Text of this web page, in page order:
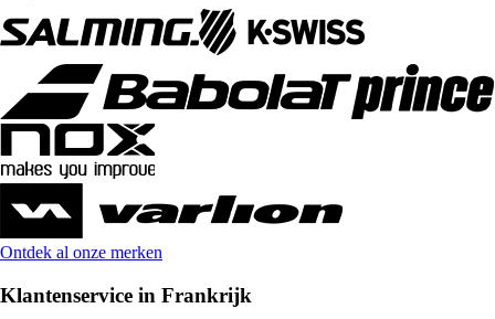
Ontdek al onze merken
Klantenservice in Frankrijk